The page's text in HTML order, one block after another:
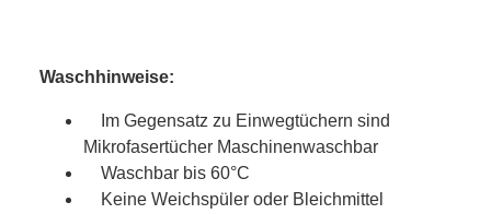
Waschhinweise:
Im Gegensatz zu Einwegtüchern sind
Mikrofasertücher Maschinenwaschbar
Waschbar bis 60°C
Keine Weichspüler oder Bleichmittel